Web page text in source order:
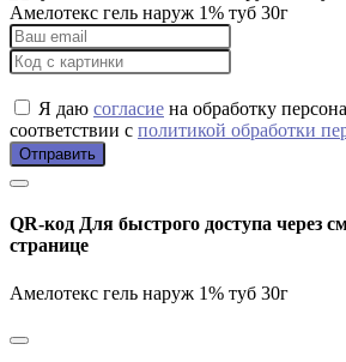
Амелотекс гель наруж 1% туб 30г
Я даю согласие на обработку
соответствии с политикой обработки
Отправить
QR-код Для быстрого доступа через
странице
Амелотекс гель наруж 1% туб 30г